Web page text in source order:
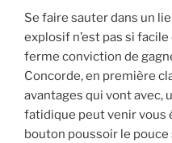
Se faire sauter dans un
explosif n’est pas si
ferme conviction de
Concorde, en première
avantages qui vont avec,
fatidique peut venir vous
bouton poussoir le